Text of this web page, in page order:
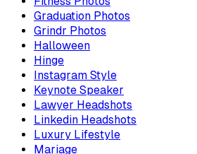
Graduation Photos
Grindr Photos
Halloween
Hinge
Instagram Style
Keynote Speaker
Lawyer Headshots
Linkedin Headshots
Luxury Lifestyle
Mariage